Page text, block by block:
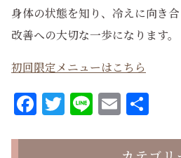
身体の状態を知り、冷えに向き合
改善への大切な一歩になります。
初回限定メニューはこちら
Facebook
Twitter
LineEmail